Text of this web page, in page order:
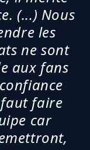
(...) Nous
les
ne sont
aux fans
faire
car